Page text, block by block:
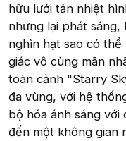
hữu lưới tản nhiệt
nhưng lại phát
nghìn hạt sao có
giác vô cùng mãn
toàn cảnh "Starry
đa vùng, với hệ
bộ hóa ánh sáng
đến một không gian